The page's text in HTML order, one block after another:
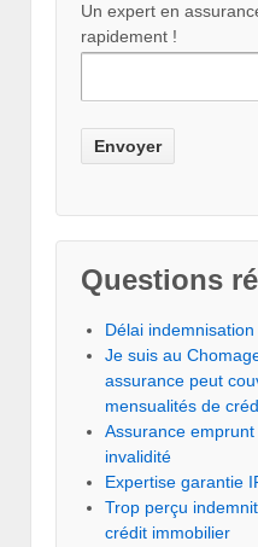
Un expert en
rapidement !
Questions
Délai
Je suis au
assurance peut
mensualités de
Assurance
invalidité
Expertise garantie
Trop perçu
crédit immobilier